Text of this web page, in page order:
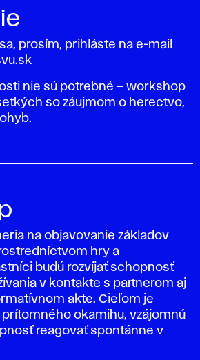
prosím, prihláste na e-mail
nie sú potrebné – workshop
so záujmom o herectvo,
na objavovanie základov
hry a
budú rozvíjať schopnosť
v kontakte s partnerom aj
akte. Cieľom je
okamihu, vzájomnú
reagovať spontánne v